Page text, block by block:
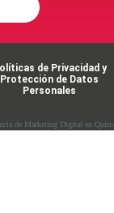
de Privacidad y
Protección de Datos
Personales
de Marketing Digital en Quito